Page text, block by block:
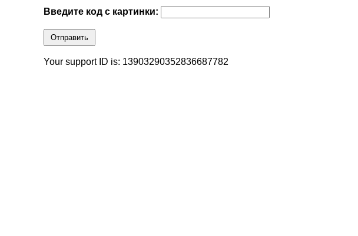
Введите код с картинки:
Отправить
Your support ID is: 13903290352836687782